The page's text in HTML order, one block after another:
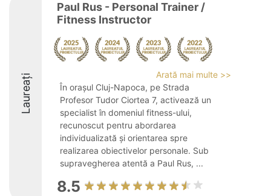
Laureați
Paul Rus - Personal Trainer /
Fitness Instructor
Arată mai multe >>
În orașul Cluj-Napoca, pe Strada
Profesor Tudor Ciortea 7, activează un
specialist în domeniul fitness-ului,
recunoscut pentru abordarea
individualizată și orientarea spre
realizarea obiectivelor personale. Sub
supravegherea atentă a Paul Rus, ...
8.5